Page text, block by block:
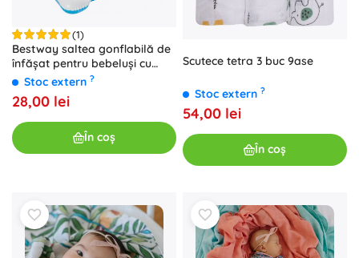
(1)
Bestway saltea gonflabilă de
înfășat pentru bebeluși cu
jucării suspendate
Stoc extern ?
28,00 lei
În coș
Scutece tetra 3 buc 9ase
Stoc extern ?
54,00 lei
În coș